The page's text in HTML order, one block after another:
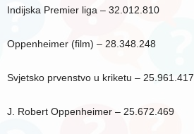
Indijska Premier liga – 32.012.810
Oppenheimer (film) – 28.348.248
Svjetsko prvenstvo u kriketu – 25.961.417
J. Robert Oppenheimer – 25.672.469